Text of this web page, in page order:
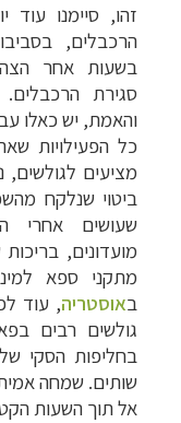
זהו, סיימנו
הרכבלים,
בשעות אחר
סגירת
והאמת, יש כאלו
כל הפעילויות
מציעים לגולשים,
ביטוי שנלקח
שעושים אחרי
מועדונים,
מתקני ספא
באוסטריה, עוד
גולשים רבים
בחליפות הסקי
שותים. שמחה
אל תוך השעות